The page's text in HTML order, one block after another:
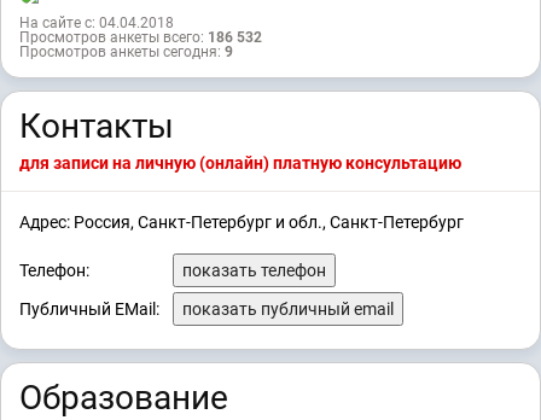
На сайте с: 04.04.2018
Просмотров анкеты всего: 186 532
Просмотров анкеты сегодня: 9
Контакты
для записи на личную (онлайн) платную консультацию
Адрес: Россия, Санкт-Петербург и обл., Санкт-Петербург
Телефон:
показать телефон
Публичный EMail:
показать публичный email
Образование